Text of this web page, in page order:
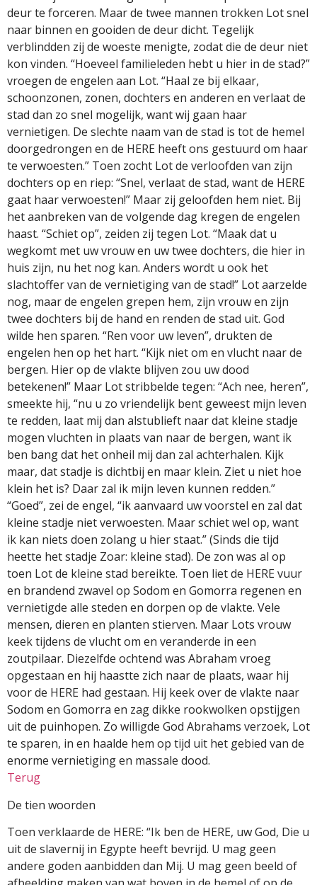
deur te forceren. Maar de twee mannen trokken Lot snel
naar binnen en gooiden de deur dicht. Tegelijk
verblindden zij de woeste menigte, zodat die de deur niet
kon vinden. “Hoeveel familieleden hebt u hier in de stad?”
vroegen de engelen aan Lot. “Haal ze bij elkaar,
schoonzonen, zonen, dochters en anderen en verlaat de
stad dan zo snel mogelijk, want wij gaan haar
vernietigen. De slechte naam van de stad is tot de hemel
doorgedrongen en de HERE heeft ons gestuurd om haar
te verwoesten.” Toen zocht Lot de verloofden van zijn
dochters op en riep: “Snel, verlaat de stad, want de HERE
gaat haar verwoesten!” Maar zij geloofden hem niet. Bij
het aanbreken van de volgende dag kregen de engelen
haast. “Schiet op”, zeiden zij tegen Lot. “Maak dat u
wegkomt met uw vrouw en uw twee dochters, die hier in
huis zijn, nu het nog kan. Anders wordt u ook het
slachtoffer van de vernietiging van de stad!” Lot aarzelde
nog, maar de engelen grepen hem, zijn vrouw en zijn
twee dochters bij de hand en renden de stad uit. God
wilde hen sparen. “Ren voor uw leven”, drukten de
engelen hen op het hart. “Kijk niet om en vlucht naar de
bergen. Hier op de vlakte blijven zou uw dood
betekenen!” Maar Lot stribbelde tegen: “Ach nee, heren”,
smeekte hij, “nu u zo vriendelijk bent geweest mijn leven
te redden, laat mij dan alstublieft naar dat kleine stadje
mogen vluchten in plaats van naar de bergen, want ik
ben bang dat het onheil mij dan zal achterhalen. Kijk
maar, dat stadje is dichtbij en maar klein. Ziet u niet hoe
klein het is? Daar zal ik mijn leven kunnen redden.”
“Goed”, zei de engel, “ik aanvaard uw voorstel en zal dat
kleine stadje niet verwoesten. Maar schiet wel op, want
ik kan niets doen zolang u hier staat.” (Sinds die tijd
heette het stadje Zoar: kleine stad). De zon was al op
toen Lot de kleine stad bereikte. Toen liet de HERE vuur
en brandend zwavel op Sodom en Gomorra regenen en
vernietigde alle steden en dorpen op de vlakte. Vele
mensen, dieren en planten stierven. Maar Lots vrouw
keek tijdens de vlucht om en veranderde in een
zoutpilaar. Diezelfde ochtend was Abraham vroeg
opgestaan en hij haastte zich naar de plaats, waar hij
voor de HERE had gestaan. Hij keek over de vlakte naar
Sodom en Gomorra en zag dikke rookwolken opstijgen
uit de puinhopen. Zo willigde God Abrahams verzoek, Lot
te sparen, in en haalde hem op tijd uit het gebied van de
enorme vernietiging en massale dood.
Terug
De tien woorden
Toen verklaarde de HERE: “Ik ben de HERE, uw God, Die u
uit de slavernij in Egypte heeft bevrijd. U mag geen
andere goden aanbidden dan Mij. U mag geen beeld of